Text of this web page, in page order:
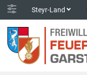
Steyr-Land